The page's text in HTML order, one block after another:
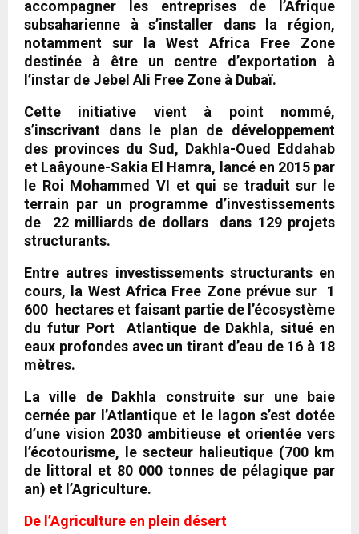
accompagner les entreprises de l’Afrique
subsaharienne à s’installer dans la région,
notamment sur la West Africa Free Zone
destinée à être un centre d’exportation à
l’instar de Jebel Ali Free Zone à Dubaï.
Cette initiative vient à point nommé,
s’inscrivant dans le plan de développement
des provinces du Sud, Dakhla-Oued Eddahab
et Laâyoune-Sakia El Hamra, lancé en 2015 par
le Roi Mohammed VI et qui se traduit sur le
terrain par un programme d’investissements
de 22 milliards de dollars dans 129 projets
structurants.
Entre autres investissements structurants en
cours, la West Africa Free Zone prévue sur 1
600 hectares et faisant partie de l’écosystème
du futur Port Atlantique de Dakhla, situé en
eaux profondes avec un tirant d’eau de 16 à 18
mètres.
La ville de Dakhla construite sur une baie
cernée par l’Atlantique et le lagon s’est dotée
d’une vision 2030 ambitieuse et orientée vers
l’écotourisme, le secteur halieutique (700 km
de littoral et 80 000 tonnes de pélagique par
an) et l’Agriculture.
De l’Agriculture en plein désert